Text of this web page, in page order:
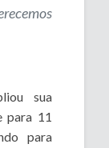
sua
para 11
para